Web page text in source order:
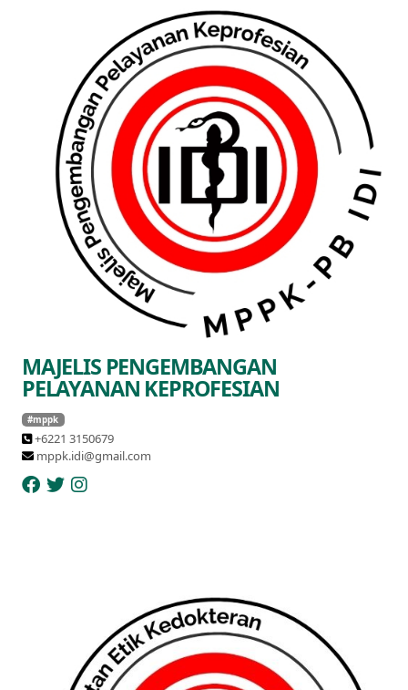
MAJELIS PENGEMBANGAN
PELAYANAN KEPROFESIAN
#mppk
+6221 3150679
mppk.idi@gmail.com